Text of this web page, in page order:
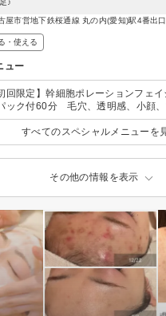
屋市営地下鉄桜通線 丸の内(愛知)駅4番出
・使える
ュー
回限定】幹細胞ポレーションフェ
ック付60分 毛穴、透明感、小顔、
プ
すべてのスペシャルメニューを
その他の情報を表示